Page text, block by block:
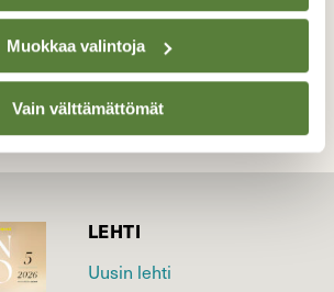
Muokkaa valintoja
Vain välttämättömät
TAKAISIN LISTAAN
LEHTI
Uusin lehti